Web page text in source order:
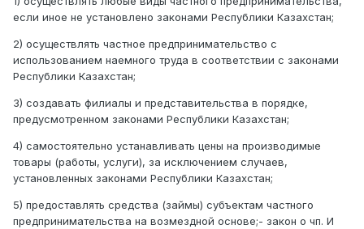
если иное не установлено законами Республики Казахстан;
2) осуществлять частное предпринимательство с
использованием наемного труда в соответствии с законами
Республики Казахстан;
3) создавать филиалы и представительства в порядке,
предусмотренном законами Республики Казахстан;
4) самостоятельно устанавливать цены на производимые
товары (работы, услуги), за исключением случаев,
установленных законами Республики Казахстан;
5) предоставлять средства (займы) субъектам частного
предпринимательства на возмездной основе;- закон о чп. И